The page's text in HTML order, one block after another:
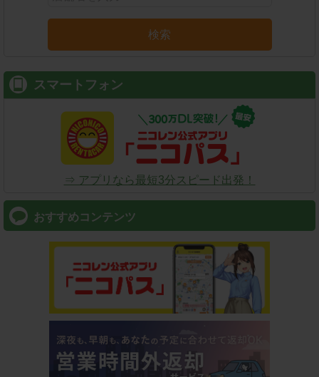
検索
スマートフォン
⇒ アプリなら最短3分スピード出発！
おすすめコンテンツ